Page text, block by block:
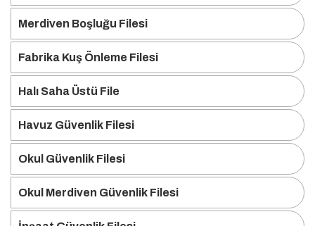
Merdiven Boşluğu Filesi
Fabrika Kuş Önleme Filesi
Halı Saha Üstü File
Havuz Güvenlik Filesi
Okul Güvenlik Filesi
Okul Merdiven Güvenlik Filesi